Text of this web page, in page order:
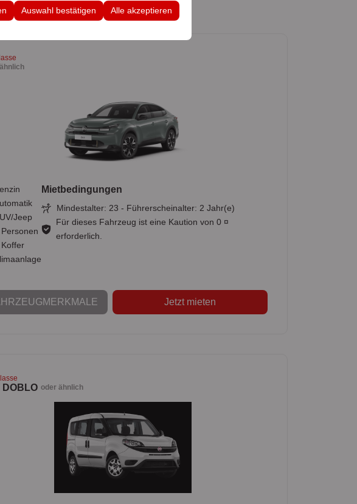
und andere Konfigurationen
Auswahl bestätigen Alle akzeptieren
Jeep
Personen
Mietbedingungen
Mindestalter: 23 - Führerscheinalter: 2 Jahr(e)
Für dieses Fahrzeug ist eine Kaution von 0 ¤
erforderlich.
Jetzt mieten
DOBLO oder ähnlich